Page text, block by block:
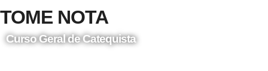
TOME NOTA
Curso Geral de Catequista